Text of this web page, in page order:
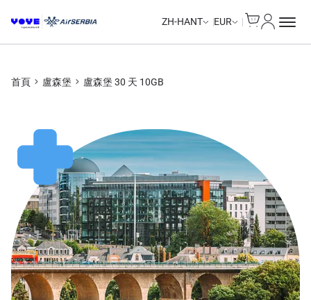
ZH-HANT EUR
首頁 盧森堡 盧森堡 30 天 10GB